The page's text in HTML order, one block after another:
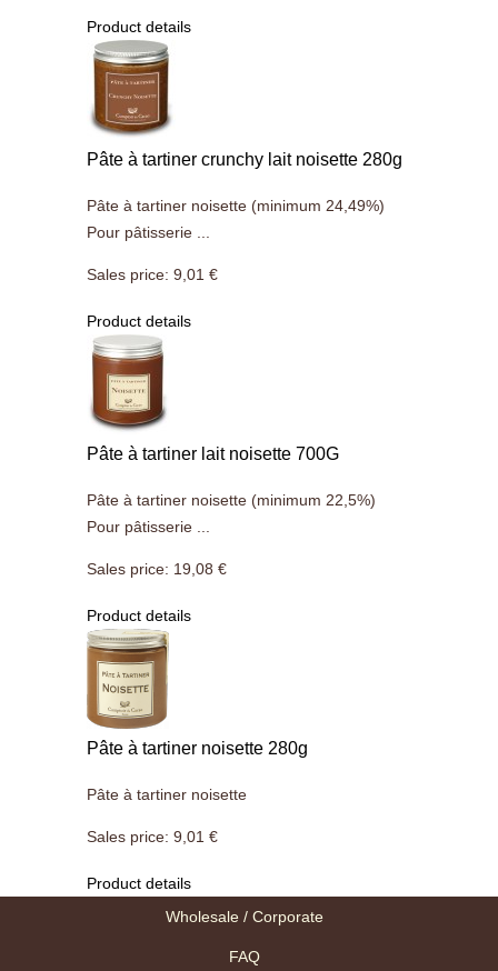
Product details
Pâte à tartiner crunchy lait noisette 280g
Pâte à tartiner noisette (minimum 24,49%)
Pour pâtisserie ...
Sales price: 9,01 €
Product details
Pâte à tartiner lait noisette 700G
Pâte à tartiner noisette (minimum 22,5%)
Pour pâtisserie ...
Sales price: 19,08 €
Product details
Pâte à tartiner noisette 280g
Pâte à tartiner noisette
Sales price: 9,01 €
Product details
Wholesale / Corporate
FAQ